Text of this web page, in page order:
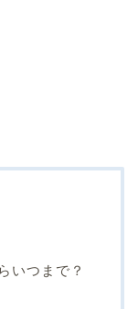
いつまで？